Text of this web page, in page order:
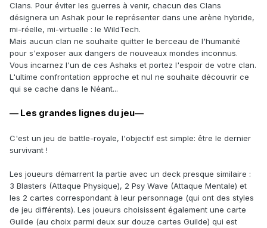
Clans. Pour éviter les guerres à venir, chacun des Clans
désignera un Ashak pour le représenter dans une arène hybride,
mi-réelle, mi-virtuelle : le WildTech.
Mais aucun clan ne souhaite quitter le berceau de l'humanité
pour s'exposer aux dangers de nouveaux mondes inconnus.
Vous incarnez l'un de ces Ashaks et portez l'espoir de votre clan.
L'ultime confrontation approche et nul ne souhaite découvrir ce
qui se cache dans le Néant...
— Les grandes lignes du jeu—
C'est un jeu de battle-royale, l'objectif est simple: être le dernier
survivant !
Les joueurs démarrent la partie avec un deck presque similaire :
3 Blasters (Attaque Physique), 2 Psy Wave (Attaque Mentale) et
les 2 cartes correspondant à leur personnage (qui ont des styles
de jeu différents). Les joueurs choisissent également une carte
Guilde (au choix parmi deux sur douze cartes Guilde) qui est